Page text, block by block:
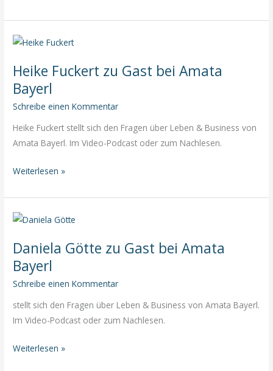
zu
Gast
Amata
Bayerl
Heike Fuckert zu Gast bei Amata
Bayerl
Schreibe einen Kommentar
Heike Fuckert stellt sich den Fragen über Leben & Business von
Amata Bayerl. Im Video-Podcast oder zum Nachlesen.
Heike
zu
Gast
Amata
Bayerl
Weiterlesen »
Daniela Götte zu Gast bei Amata
Bayerl
Schreibe einen Kommentar
stellt sich den Fragen über Leben & Business von Amata Bayerl.
Im Video-Podcast oder zum Nachlesen.
Daniela
Weiterlesen »